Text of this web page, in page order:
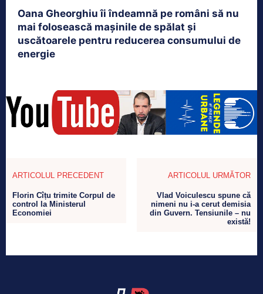
Oana Gheorghiu îi îndeamnă pe români să nu
mai folosească mașinile de spălat și
uscătoarele pentru reducerea consumului de
energie
ARTICOLUL PRECEDENT
Florin Cîțu trimite Corpul de
control la Ministerul
Economiei
ARTICOLUL URMĂTOR
Vlad Voiculescu spune că
nimeni nu i-a cerut demisia
din Guvern. Tensiunile – nu
există!